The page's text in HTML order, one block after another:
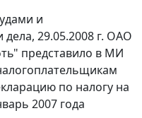
и
29.05.2008 г. ОАО
представило в МИ
по налогу на
2007 года